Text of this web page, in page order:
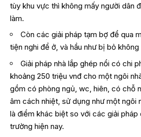
tùy khu vực thì không mấy người dân
làm.
Còn các giải pháp tạm bợ để qua
tiện nghi để ở, và hầu như bị bỏ
Giải pháp nhà lắp ghép nổi có chi
khoảng 250 triệu vnđ cho một ngôi
gồm có phòng ngủ, wc, hiên, có chỗ
âm cách nhiệt, sử dụng như một ngôi
là điểm khác biệt so với các giải pháp
trường hiện nay.